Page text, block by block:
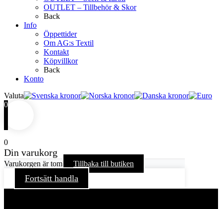
OUTLET – Tillbehör & Skor
Back
Info
Öppettider
Om AG:s Textil
Kontakt
Köpvillkor
Back
Konto
Valuta
0
0
Din varukorg
Varukorgen är tom Tillbaka till butiken
Fortsätt handla